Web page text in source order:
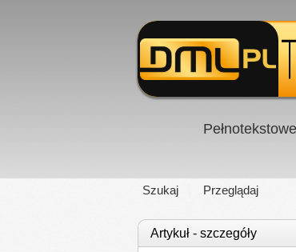
Szukaj Przeglądaj
Artykuł - szczegóły